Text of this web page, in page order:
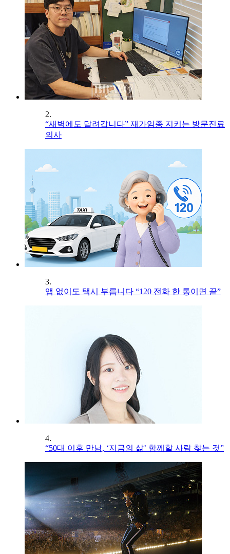
2.
“새벽에도 달려갑니다” 재가임종 지키는 방문진료
의사
3.
앱 없이도 택시 부릅니다 “120 전화 한 통이면 끝”
4.
“50대 이후 만남, ‘지금의 삶’ 함께할 사람 찾는 것”